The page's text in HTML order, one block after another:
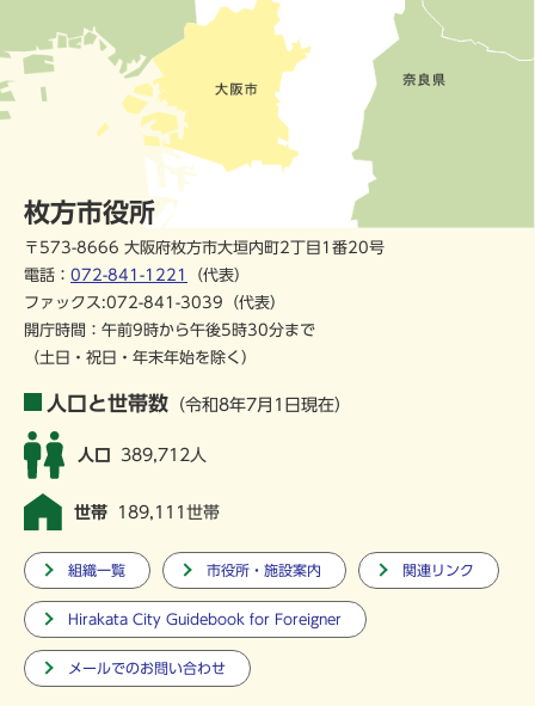
枚方市役所
〒573-8666 大阪府枚方市大垣内町2丁目1番20号
電話： 072-841-1221
（代表）
ファックス:072-841-3039（代表）
開庁時間：午前9時から午後5時30分まで
（土日・祝日・年末年始を除く）
人口と世帯数 （令和8年7月1日現在）
人口 389,712人
世帯 189,111世帯
組織一覧 市役所・施設案内 関連リンク
Hirakata City Guidebook for Foreigner
メールでのお問い合わせ